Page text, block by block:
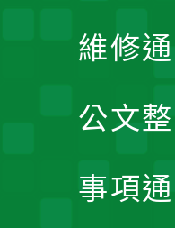
維修
公文
事項